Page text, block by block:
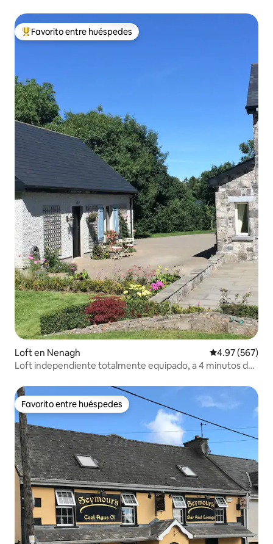
De los mejores en Favorito entre huéspedes
Favorito entre huéspedes
Loft en Nenagh Calificación
4.97 (567)
Loft independiente totalmente equipado, a 4 minutos de
Favorito entre huéspedes
Favorito entre huéspedes